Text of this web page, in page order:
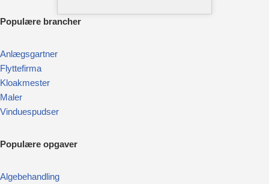
Populære brancher
Anlægsgartner
Flyttefirma
Kloakmester
Maler
Vinduespudser
Populære opgaver
Algebehandling